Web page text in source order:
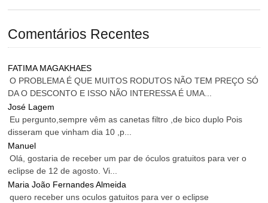
Comentários Recentes
FATIMA MAGAKHAES
O PROBLEMA É QUE MUITOS RODUTOS NÃO TEM PREÇO SÓ
DA O DESCONTO E ISSO NÃO INTERESSA É UMA...
José Lagem
Eu pergunto,sempre vêm as canetas filtro ,de bico duplo Pois
disseram que vinham dia 10 ,p...
Manuel
Olá, gostaria de receber um par de óculos gratuitos para ver o
eclipse de 12 de agosto. Vi...
Maria João Fernandes Almeida
quero receber uns oculos gatuitos para ver o eclipse